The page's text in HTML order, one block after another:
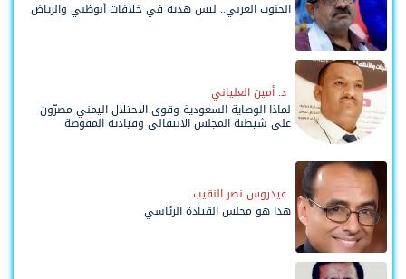
الجنوب العربي.. ليس هدية في خلافات أبوظبي والرياض
د. أمين العلياني
لماذا الوصاية السعودية وقوى الاحتلال اليمني مصرّون
على شيطنة المجلس الانتقالي وقيادته المفوضة
عيدروس نصر النقيب
هذا هو مجلس القيادة الرئاسي